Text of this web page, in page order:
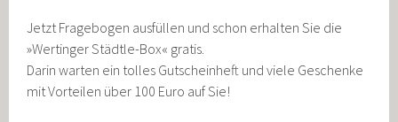
Jetzt Fragebogen ausfüllen und schon erhalten Sie die
»Wertinger Städtle-Box« gratis.
Darin warten ein tolles Gutscheinheft und viele Geschenke
mit Vorteilen über 100 Euro auf Sie!